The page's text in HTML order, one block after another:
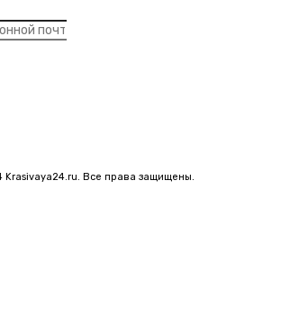
Krasivaya24.ru. Все права защищены.